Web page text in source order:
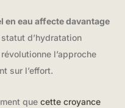
en eau affecte davantage
d’hydratation
l’approche
sur l’effort.
que cette croyance